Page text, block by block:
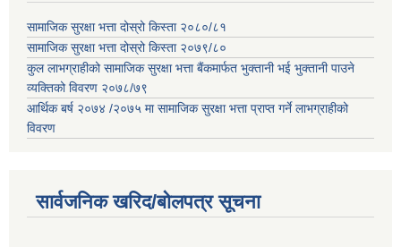
सामाजिक सुरक्षा भत्ता दोस्रो किस्ता २०८०/८१
सामाजिक सुरक्षा भत्ता दोस्रो किस्ता २०७९/८०
कुल लाभग्राहीको सामाजिक सुरक्षा भत्ता बैंकमार्फत भुक्तानी भई भुक्तानी पाउने
व्यक्तिको विवरण २०७८/७९
आर्थिक बर्ष २०७४ /२०७५ मा सामाजिक सुरक्षा भत्ता प्राप्त गर्ने लाभग्राहीको
विवरण
सार्वजनिक खरिद/बोलपत्र सूचना